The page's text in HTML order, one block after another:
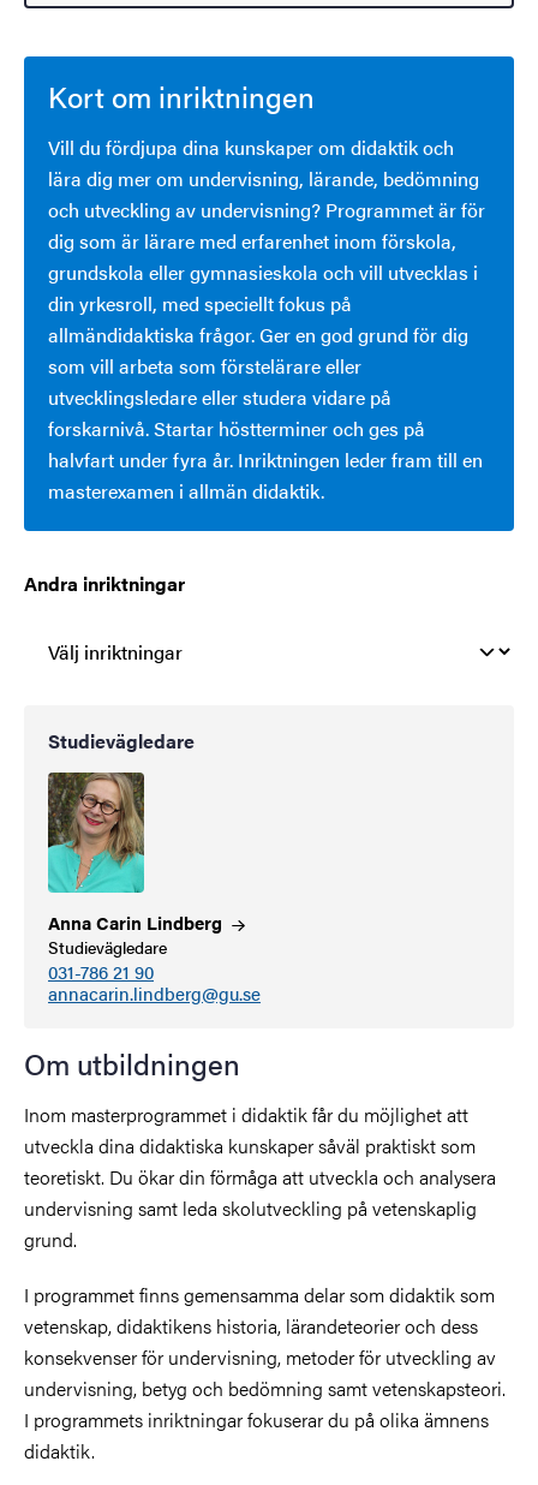
Kort om inriktningen
Vill du fördjupa dina kunskaper om didaktik och
lära dig mer om undervisning, lärande, bedömning
och utveckling av undervisning? Programmet är för
dig som är lärare med erfarenhet inom förskola,
grundskola eller gymnasieskola och vill utvecklas i
din yrkesroll, med speciellt fokus på
allmändidaktiska frågor. Ger en god grund för dig
som vill arbeta som förstelärare eller
utvecklingsledare eller studera vidare på
forskarnivå. Startar höstterminer och ges på
halvfart under fyra år. Inriktningen leder fram till en
masterexamen i allmän didaktik.
Andra inriktningar
Studievägledare
Anna Carin Lindberg
Studievägledare
031-786 21 90
annacarin.lindberg@gu.se
Om utbildningen
Inom masterprogrammet i didaktik får du möjlighet att
utveckla dina didaktiska kunskaper såväl praktiskt som
teoretiskt. Du ökar din förmåga att utveckla och analysera
undervisning samt leda skolutveckling på vetenskaplig
grund.
I programmet finns gemensamma delar som didaktik som
vetenskap, didaktikens historia, lärandeteorier och dess
konsekvenser för undervisning, metoder för utveckling av
undervisning, betyg och bedömning samt vetenskapsteori.
I programmets inriktningar fokuserar du på olika ämnens
didaktik.